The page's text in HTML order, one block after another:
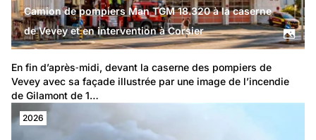
Camion de pompiers Man TGM 18.320 à la caserne
de Vevey et en intervention à Corsier
En fin d’après‑midi, devant la caserne des pompiers de
Vevey avec sa façade illustrée par une image de l’incendie
de Gilamont de 1…
2026